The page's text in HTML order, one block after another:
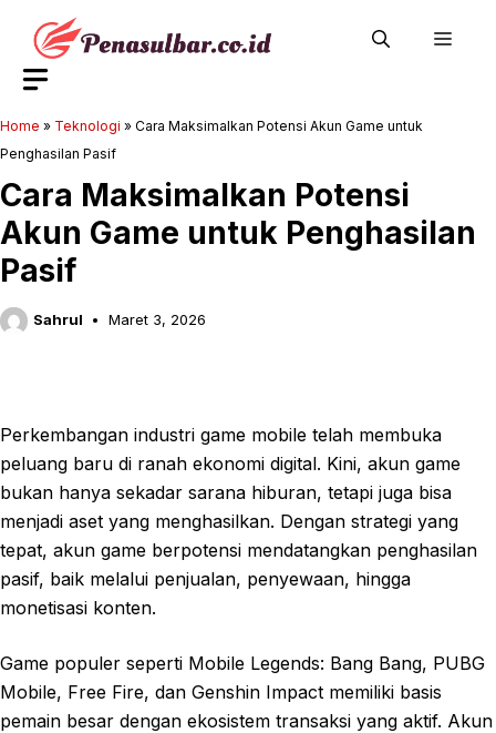
Langsung
Home » Teknologi » Cara Maksimalkan Potensi Akun Game untuk
Penghasilan Pasif
Cara Maksimalkan Potensi
Akun Game untuk Penghasilan
Pasif
Sahrul Maret 3, 2026
Perkembangan industri game mobile telah membuka
peluang baru di ranah ekonomi digital. Kini, akun game
bukan hanya sekadar sarana hiburan, tetapi juga bisa
menjadi aset yang menghasilkan. Dengan strategi yang
tepat, akun game berpotensi mendatangkan penghasilan
pasif, baik melalui penjualan, penyewaan, hingga
monetisasi konten.
Game populer seperti Mobile Legends: Bang Bang, PUBG
Mobile, Free Fire, dan Genshin Impact memiliki basis
pemain besar dengan ekosistem transaksi yang aktif. Akun